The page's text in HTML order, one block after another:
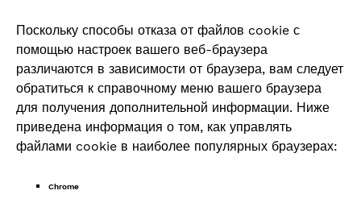
Поскольку способы отказа от файлов cookie с
помощью настроек вашего веб-браузера
различаются в зависимости от браузера, вам следует
обратиться к справочному меню вашего браузера
для получения дополнительной информации. Ниже
приведена информация о том, как управлять
файлами cookie в наиболее популярных браузерах:
Chrome